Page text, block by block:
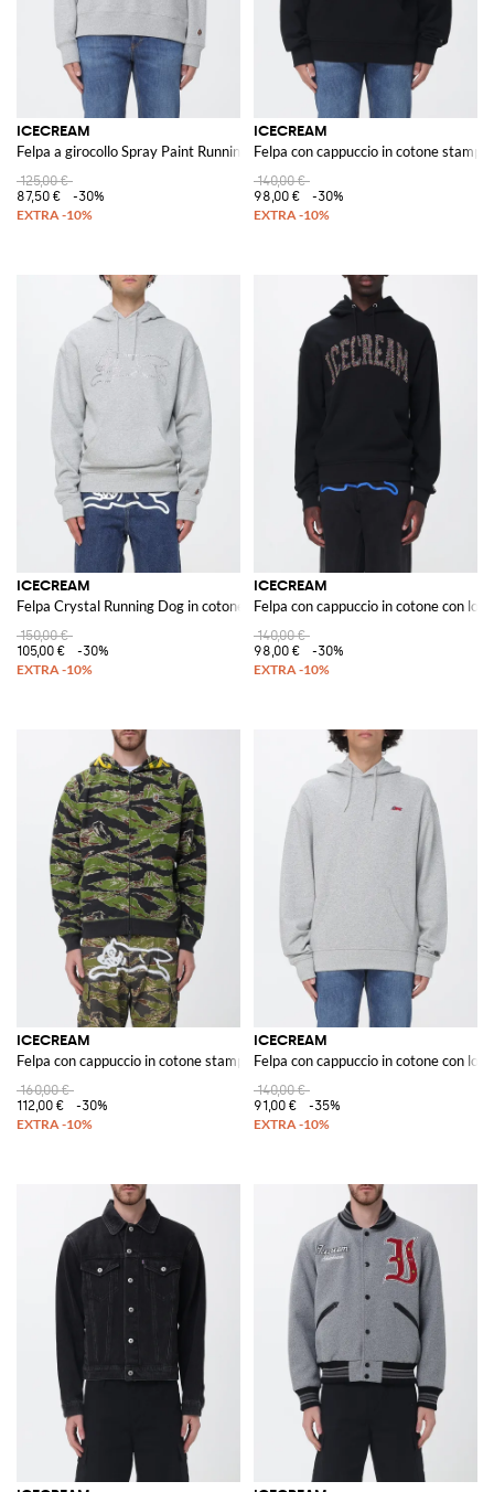
ICECREAM
Felpa a girocollo Spray Paint Running Dog con logo
125,00 €
87,50 €
-30%
ICECREAM
Felpa con cappuccio in cotone
140,00 €
98,00 €
-30%
ICECREAM
Felpa Crystal Running Dog in cotone con strass
150,00 €
105,00 €
-30%
ICECREAM
Felpa con cappuccio in cotone con logo
140,00 €
98,00 €
-30%
ICECREAM
Felpa con cappuccio in cotone stampata
160,00 €
112,00 €
-30%
ICECREAM
Felpa con cappuccio in cotone con logo
140,00 €
91,00 €
-35%